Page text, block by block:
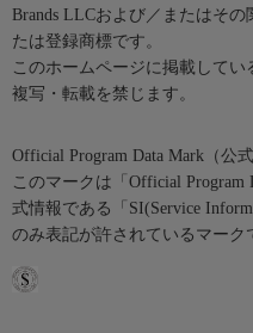
Brands LLCおよび／またはそ
たは登録商標です。
このホームページに掲載して
複写・転載を禁じます。
Official Program Data Mark（公
このマークは「Official
式情報である「SI(Service
のみ表記が許されているマーク